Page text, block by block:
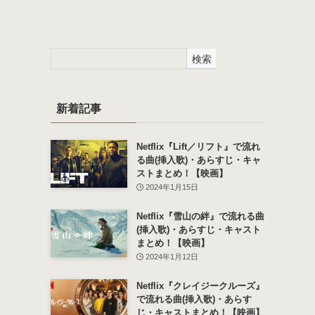
検索
新着記事
Netflix『Lift／リフト』で流れ
る曲(挿入歌)・あらすじ・キャ
ストまとめ！【映画】
2024年1月15日
Netflix『雪山の絆』で流れる曲
(挿入歌)・あらすじ・キャスト
まとめ！【映画】
2024年1月12日
Netflix『クレイジークルーズ』
で流れる曲(挿入歌)・あらす
じ・キャストまとめ！【映画】